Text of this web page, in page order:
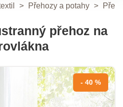
> Přehozy a potahy >
přehoz na
- 40 %